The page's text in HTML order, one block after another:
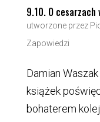
9.10. O
utworzone przez
Zapowiedzi
Damian
książek
bohaterem